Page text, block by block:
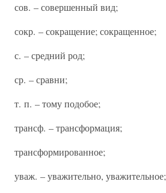
сов. – совершенный вид;
сокр. – сокращение; сокращенное;
с. – средний род;
ср. – сравни;
т. п. – тому подобое;
трансф. – трансформация;
трансформированное;
уваж. – уважительно, уважительное;